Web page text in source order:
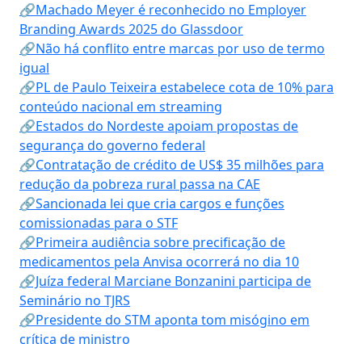
🔗Machado Meyer é reconhecido no Employer
Branding Awards 2025 do Glassdoor
🔗Não há conflito entre marcas por uso de termo
igual
🔗PL de Paulo Teixeira estabelece cota de 10% para
conteúdo nacional em streaming
🔗Estados do Nordeste apoiam propostas de
segurança do governo federal
🔗Contratação de crédito de US$ 35 milhões para
redução da pobreza rural passa na CAE
🔗Sancionada lei que cria cargos e funções
comissionadas para o STF
🔗Primeira audiência sobre precificação de
medicamentos pela Anvisa ocorrerá no dia 10
🔗Juíza federal Marciane Bonzanini participa de
Seminário no TJRS
🔗Presidente do STM aponta tom misógino em
crítica de ministro